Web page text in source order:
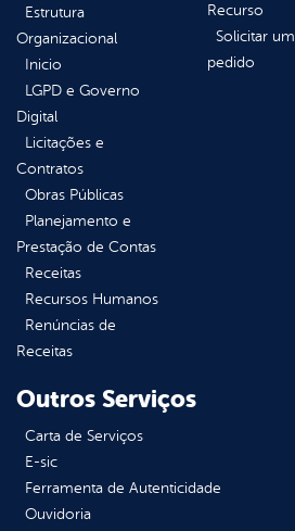
Estrutura
Organizacional
Inicio
LGPD e Governo
Digital
Licitações e
Contratos
Obras Públicas
Planejamento e
Prestação de Contas
Receitas
Recursos Humanos
Renúncias de
Receitas
Recurso
Solicitar um
pedido
Outros Serviços
Carta de Serviços
E-sic
Ferramenta de Autenticidade
Ouvidoria